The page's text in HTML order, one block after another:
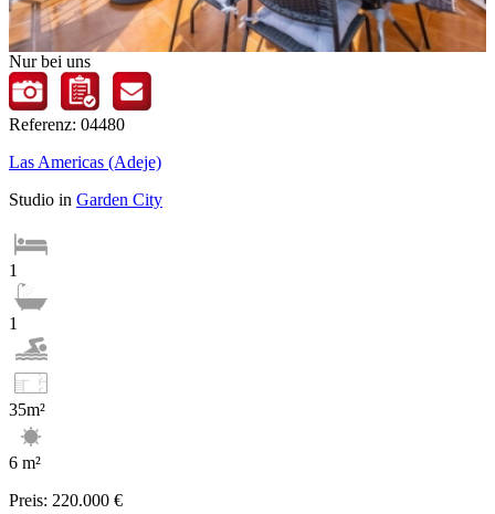
Nur bei uns
Referenz: 04480
Las Americas (Adeje)
Studio in Garden City
1
1
35m²
6 m²
Preis: 220.000 €